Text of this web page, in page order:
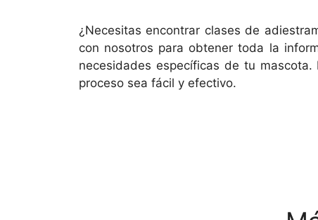
¿Necesitas encontrar clases de
con nosotros para obtener toda la
necesidades específicas de tu
proceso sea fácil y efectivo.